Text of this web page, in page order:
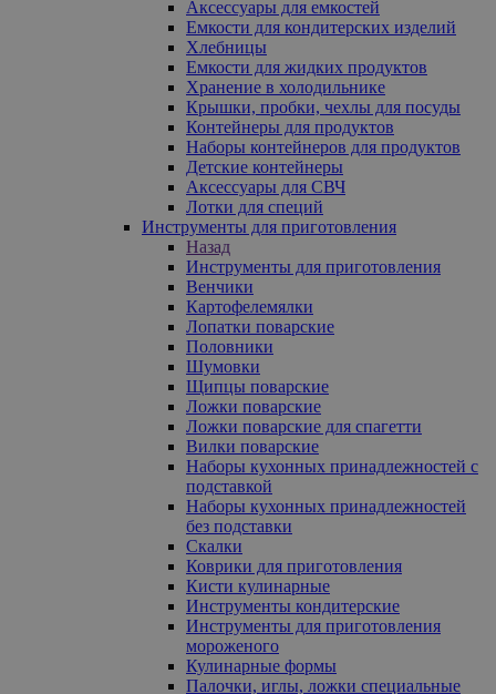
Аксессуары для емкостей
Емкости для кондитерских изделий
Хлебницы
Емкости для жидких продуктов
Хранение в холодильнике
Крышки, пробки, чехлы для посуды
Контейнеры для продуктов
Наборы контейнеров для продуктов
Детские контейнеры
Аксессуары для СВЧ
Лотки для специй
Инструменты для приготовления
Назад
Инструменты для приготовления
Венчики
Картофелемялки
Лопатки поварские
Половники
Шумовки
Щипцы поварские
Ложки поварские
Ложки поварские для спагетти
Вилки поварские
Наборы кухонных принадлежностей с
подставкой
Наборы кухонных принадлежностей
без подставки
Скалки
Коврики для приготовления
Кисти кулинарные
Инструменты кондитерские
Инструменты для приготовления
мороженого
Кулинарные формы
Палочки, иглы, ложки специальные